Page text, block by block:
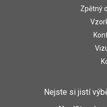
Zpětný
Nejste si jistí